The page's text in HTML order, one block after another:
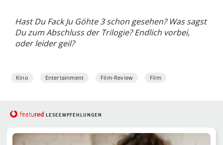
Hast Du Fack Ju Göhte 3 schon gesehen? Was sagst
Du zum Abschluss der Trilogie? Endlich vorbei,
oder leider geil?
Kino Entertainment Film-Review Film
featured LESEEMPFEHLUNGEN